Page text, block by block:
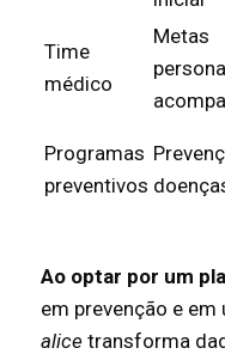
Time
médico
Metas
Programas
preventivos
Ao optar por um
em prevenção e
alice transforma